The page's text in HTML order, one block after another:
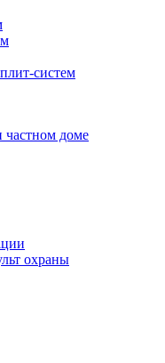
систем
частном доме
охраны